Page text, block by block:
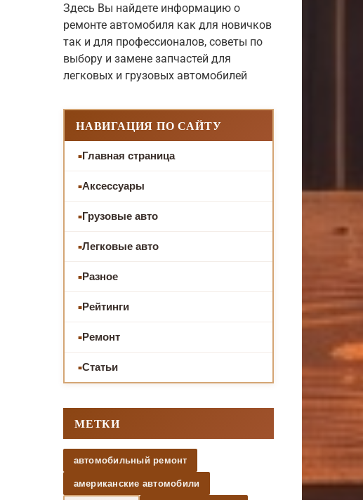
Здесь Вы найдете информацию о
ремонте автомобиля как для новичков
так и для профессионалов, советы по
выбору и замене запчастей для
легковых и грузовых автомобилей
НАВИГАЦИЯ ПО САЙТУ
Главная страница
Аксессуары
Грузовые авто
Легковые авто
Разное
Рейтинги
Ремонт
Статьи
МЕТКИ
автомобильный ремонт
американские автомобили